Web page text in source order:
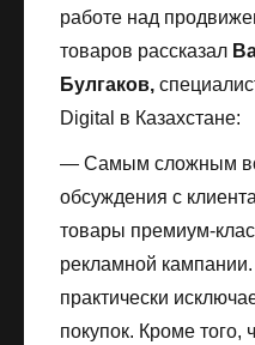
работе над
товаров рассказал
Булгаков,
Digital в Казахстане:
— Самым сложным
обсуждения с
товары премиум-
рекламной
практически
покупок. Кроме того,